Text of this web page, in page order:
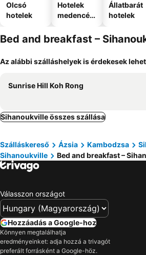
Olcsó
hotelek
Hotelek
medencév
Állatbarát
hotelek
Bed and breakfast –
Az alábbi szálláshelyek is érdekesek
Sunrise Hill Koh Rong
Sihanoukville összes szállása
Szálláskereső Ázsia Kambodzsa
Sihanoukville
Bed and breakfast –
Válasszon országot
Hozzáadás a Google-hoz
Könnyen megtalálhatja
eredményeinket: adja hozzá a trivagót
preferált forrásként a Google-höz.